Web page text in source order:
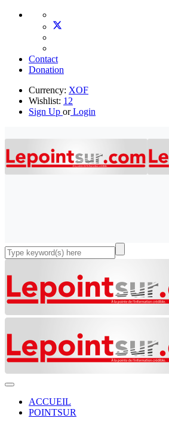
Contact
Donation
Currency: XOF
Wishlist: 12
Sign Up orLogin
ACCUEIL
POINTSUR